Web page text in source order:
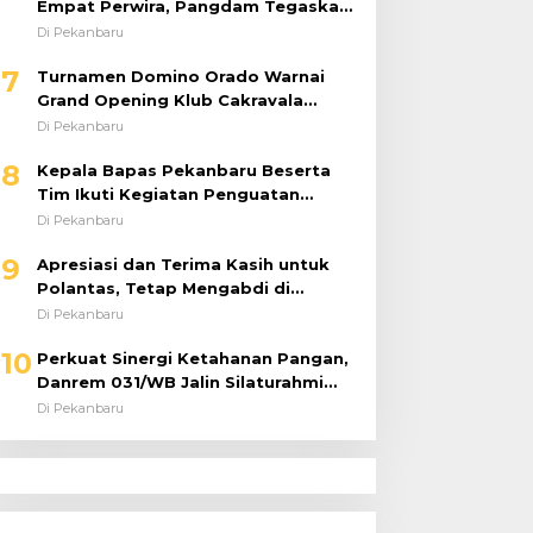
Empat Perwira, Pangdam Tegaskan
Regenerasi untuk Perkuat Kinerja
Di Pekanbaru
7
Turnamen Domino Orado Warnai
Grand Opening Klub Cakravala
Pekanbaru
Di Pekanbaru
8
Kepala Bapas Pekanbaru Beserta
Tim Ikuti Kegiatan Penguatan
Tugas dan Fungsi serta Paparan
Di Pekanbaru
9
Apresiasi dan Terima Kasih untuk
Polantas, Tetap Mengabdi di
Tengah Guyuran Hujan
Di Pekanbaru
10 Perkuat Sinergi Ketahanan Pangan,
Danrem 031/WB Jalin Silaturahmi
dengan Pimwil Bulog Riau dan Kepri
Di Pekanbaru